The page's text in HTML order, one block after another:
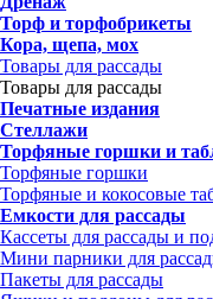
Торф и торфобрикеты
Кора, щепа, мох
Товары для рассады
Товары для рассады
Печатные издания
Стеллажи
Торфяные горшки и
Торфяные горшки
Торфяные и кокосовые
Емкости для рассады
Кассеты для рассады и
Мини парники для
Пакеты для рассады